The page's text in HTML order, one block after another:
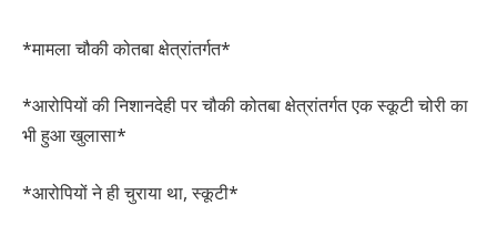
*मामला चौकी कोतबा क्षेत्रांतर्गत*
*आरोपियों की निशानदेही पर चौकी कोतबा क्षेत्रांतर्गत एक स्कूटी चोरी का
भी हुआ खुलासा*
*आरोपियों ने ही चुराया था, स्कूटी*